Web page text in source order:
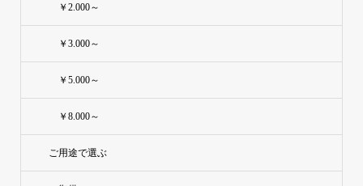
￥2.000～
￥3.000～
￥5.000～
￥8.000～
ご用途で選ぶ